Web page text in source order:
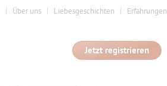
Über uns Liebesgeschichten Erfahrungen
Jetzt registrieren